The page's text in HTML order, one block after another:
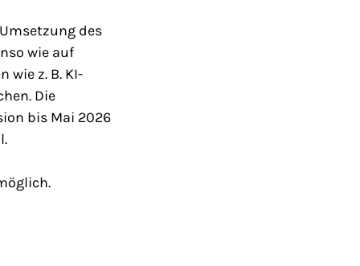
des
wie auf
wie z. B. KI-
Die
bis Mai 2026